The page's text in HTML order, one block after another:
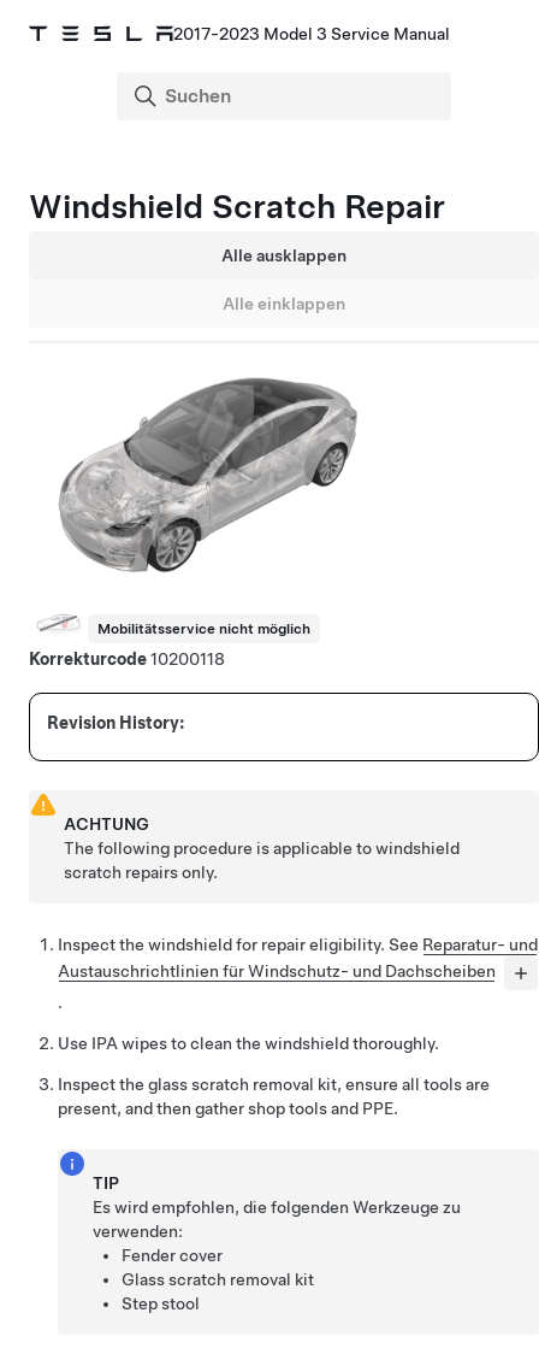
2017-2023 Model 3 Service Manual
Windshield Scratch Repair
Alle ausklappen
Alle einklappen
Mobilitätsservice nicht möglich
Korrekturcode10200118
ACHTUNG
The following procedure is applicable to windshield
scratch repairs only.
Inspect the windshield for repair eligibility. See Reparatur- und
Austauschrichtlinien für Windschutz- und Dachscheiben
.
Use IPA wipes to clean the windshield thoroughly.
Inspect the glass scratch removal kit, ensure all tools are
present, and then gather shop tools and PPE.
TIP
Es wird empfohlen, die folgenden Werkzeuge zu
verwenden:
Fender cover
Glass scratch removal kit
Step stool